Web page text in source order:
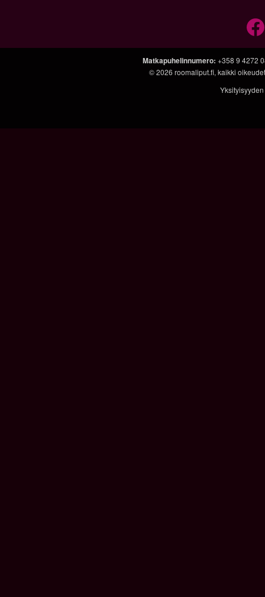
Matkapuhelinnumero: +358 9 4272
© 2026 roomaliput.fi, kaikki